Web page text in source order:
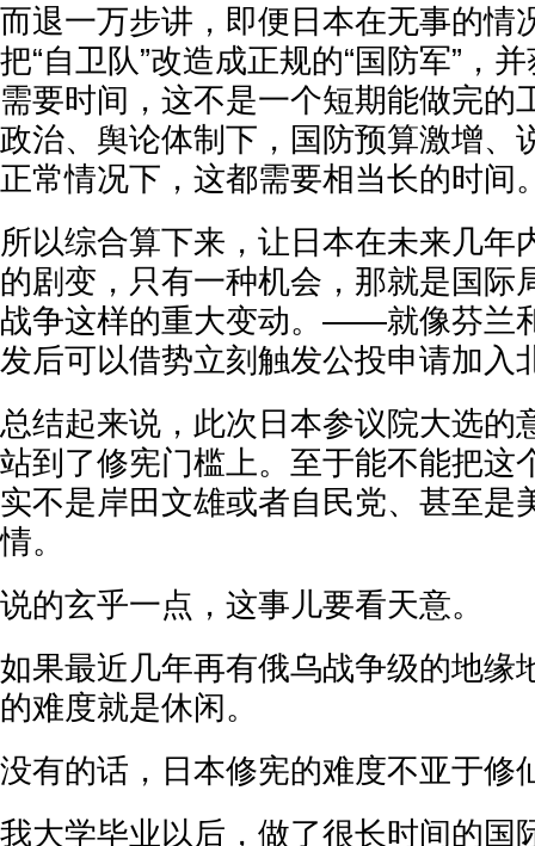
而退一万步讲，即便日本在无事的情
把“自卫队”改造成正规的“国防军”，
需要时间，这不是一个短期能做完的
政治、舆论体制下，国防预算激增、
正常情况下，这都需要相当长的时间
所以综合算下来，让日本在未来几年
的剧变，只有一种机会，那就是国际
战争这样的重大变动。——就像芬兰
发后可以借势立刻触发公投申请加入
总结起来说，此次日本参议院大选的
站到了修宪门槛上。至于能不能把这
实不是岸田文雄或者自民党、甚至是
情。
说的玄乎一点，这事儿要看天意。
如果最近几年再有俄乌战争级的地缘
的难度就是休闲。
没有的话，日本修宪的难度不亚于修
我大学毕业以后，做了很长时间的国